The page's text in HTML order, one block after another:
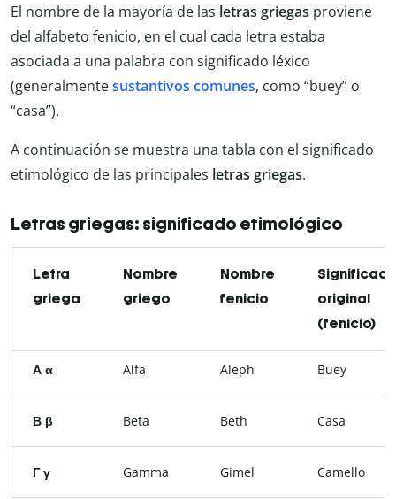
El nombre de la mayoría de las letras griegas proviene
del alfabeto fenicio, en el cual cada letra estaba
asociada a una palabra con significado léxico
(generalmentesustantivos comunes, como “buey” o
“casa”).
A continuación se muestra una tabla con el significado
etimológico de las principales letras griegas.
Letras griegas: significado etimológico
Letra
griega
Nombre
griego
Nombre
fenicio
original
(fenicio)
Α α Alfa Aleph Buey
Β β Beta Beth Casa
Γ γ Gamma Gimel Camello